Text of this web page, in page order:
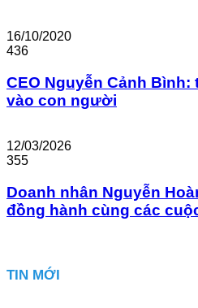
16/10/2020
436
CEO Nguyễn Cảnh
vào con người
12/03/2026
355
Doanh nhân Nguyễn
đồng hành cùng các
TIN MỚI